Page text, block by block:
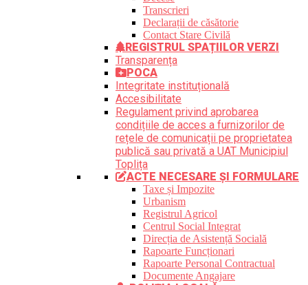
Transcrieri
Declarații de căsătorie
Contact Stare Civilă
REGISTRUL SPAȚIILOR VERZI
Transparența
POCA
Integritate instituțională
Accesibilitate
Regulament privind aprobarea
condițiile de acces a furnizorilor de
rețele de comunicații pe proprietatea
publică sau privată a UAT Municipiul
Toplița
ACTE NECESARE ȘI FORMULARE
Taxe și Impozite
Urbanism
Registrul Agricol
Centrul Social Integrat
Direcția de Asistență Socială
Rapoarte Funcționari
Rapoarte Personal Contractual
Documente Angajare